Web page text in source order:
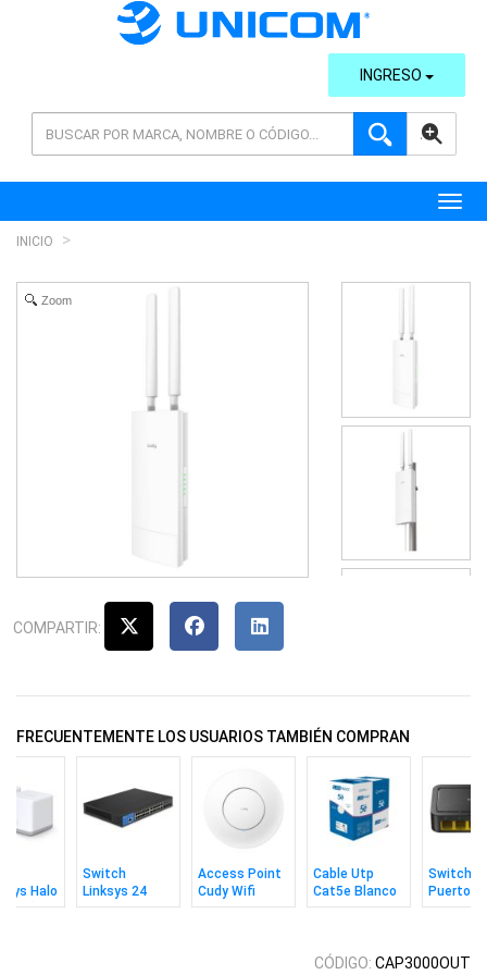
AVANZADA
INGRESO
INICIO
Zoom
COMPARTIR:
FRECUENTEMENTE LOS USUARIOS TAMBIÉN COMPRAN
Halo
Pack)
Switch
Linksys 24
Puertos Gbit
Access Point
Cudy Wifi
Ac1200 Con
Cable Utp
Cat5e Blanco
305m MPT
Switch
Puertos
10/
CÓDIGO: CAP3000OUT